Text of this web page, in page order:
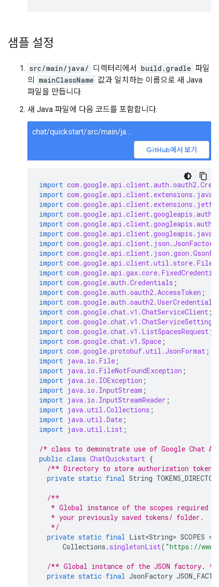
샘플 설정
src/main/java/ 디렉터리에서 build.gradle 파일
의
mainClassName 값과 일치하는 이름으로 새 Java
파일을 만듭니다.
새 Java 파일에 다음 코드를 포함합니다.
chat/quickstart/src/main/java/ChatQuickstart.java
GitHub에서 보기
import
import
import
import
import
import
import com.google.api.client.json.JsonFactory
import
import
import
import com.google.auth.Credentials ;
import com.google.auth.oauth2.AccessToken ;
import com.google.auth.oauth2.UserCredentials
import com.google.chat.v1.ChatServiceClient ;
import com.google.chat.v1.ChatServiceSettings
import com.google.chat.v1.ListSpacesRequest ;
import com.google.chat.v1.Space ;
import com.google.protobuf.util.JsonFormat ;
import java.io.File ;
import java.io.FileNotFoundException ;
import java.io.IOException ;
import java.io.InputStream ;
import java.io.InputStreamReader ;
import java.util.Collections ;
import java.util.Date ;
import java.util.List ;
/* class to demonstrate use of Google Chat
public class ChatQuickstart {
/** Directory to store authorization
private static final String
/**
* Global instance of the scopes required
   * your previously saved tokens/ folder.
   */
private static final List<String> SCOPES =
Collections . singletonList( "https://
/** Global instance of the JSON factory. */
private static final JsonFactory